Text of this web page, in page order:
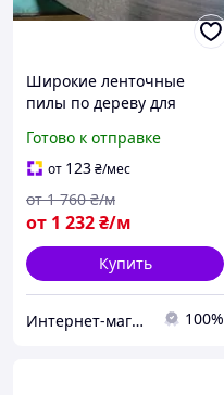
Широкие ленточные
пилы по дереву для
пилорам Uddeholm
(Швеция) 110*1,1*35
Готово к отправке
от 123₴/мес
от 1 232₴/м
от 1 760 ₴/м
Купить
Интернет-магазин "Мир Всего" 100%